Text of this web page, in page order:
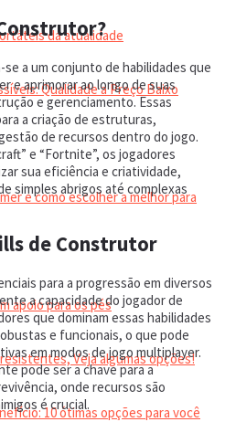
da atualidade
Qualidade a Preço Baixo
e como escolher a melhor para
apoio para os pés
Veja algumas opções!
10 ótimas opções para você
a um conjunto de habilidades que
e aprimorar ao longo de suas
e gerenciamento. Essas
a criação de estruturas,
de recursos dentro do jogo.
e “Fortnite”, os jogadores
sua eficiência e criatividade,
simples abrigos até complexas
de Construtor
para a progressão em diversos
a capacidade do jogador de
que dominam essas habilidades
e funcionais, o que pode
em modos de jogo multiplayer.
pode ser a chave para a
onde recursos são
é crucial.